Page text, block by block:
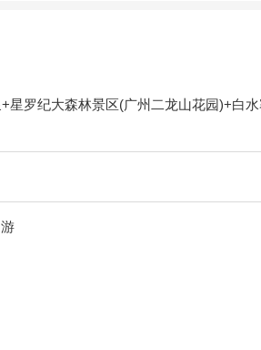
星罗纪大森林景区(广州二龙山花园)+白